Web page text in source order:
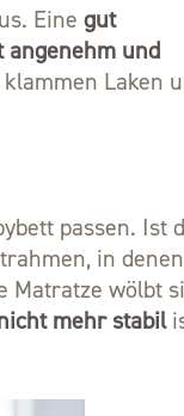
Eine gut
angenehm und
Laken
passen. Ist
in denen
Matratze wölbt
mehr stabil